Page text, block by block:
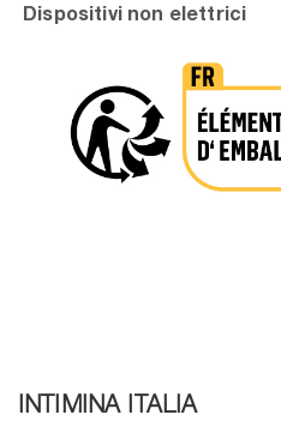
Dispositivi non elettrici
INTIMINA ITALIA